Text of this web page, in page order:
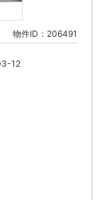
物件ID：206491
12